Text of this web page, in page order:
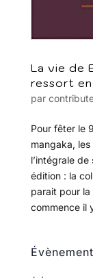
La vie de
ressort
par
Pour fêter le
mangaka,
l’intégrale
édition : la
parait pour la
commence il